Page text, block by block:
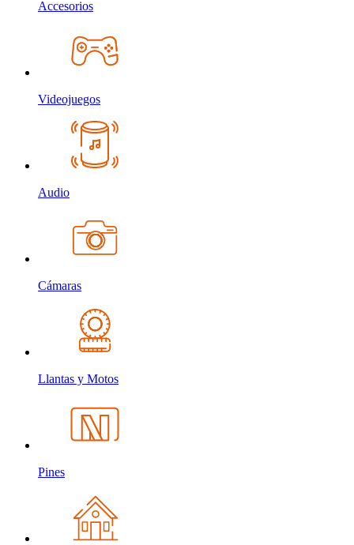
Accesorios
Videojuegos
Audio
Cámaras
Llantas y Motos
Pines